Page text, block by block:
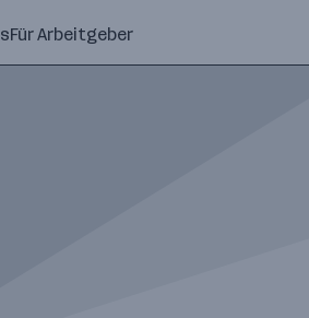
Für Arbeitgeber